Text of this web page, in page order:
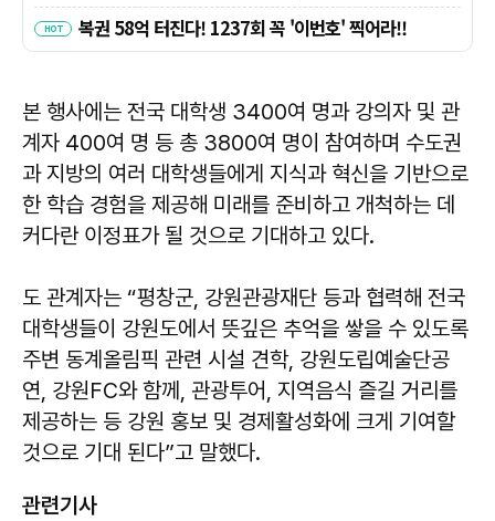
본 행사에는 전국 대학생 3400여 명과 강의자 및 관
계자 400여 명 등 총 3800여 명이 참여하며 수도권
과 지방의 여러 대학생들에게 지식과 혁신을 기반으로
한 학습 경험을 제공해 미래를 준비하고 개척하는 데
커다란 이정표가 될 것으로 기대하고 있다.
도 관계자는 “평창군, 강원관광재단 등과 협력해 전국
대학생들이 강원도에서 뜻깊은 추억을 쌓을 수 있도록
주변 동계올림픽 관련 시설 견학, 강원도립예술단공
연, 강원FC와 함께, 관광투어, 지역음식 즐길 거리를
제공하는 등 강원 홍보 및 경제활성화에 크게 기여할
것으로 기대 된다”고 말했다.
관련기사